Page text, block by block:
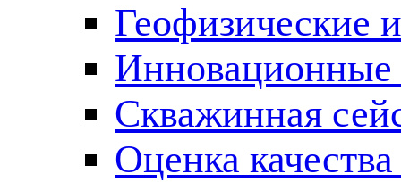
Геофизические
Инновационные
Скважинная
Оценка